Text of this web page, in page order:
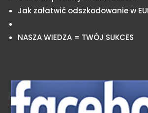
Jak załatwić odszkodowanie w
NASZA WIEDZA = TWÓJ SUKCES